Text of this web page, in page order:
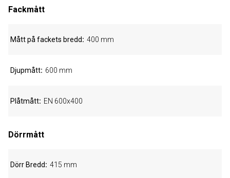
Fackmått
Mått på fackets bredd 400 mm
Djupmått 600 mm
Plåtmått EN 600x400
Dörrmått
Dörr Bredd 415 mm